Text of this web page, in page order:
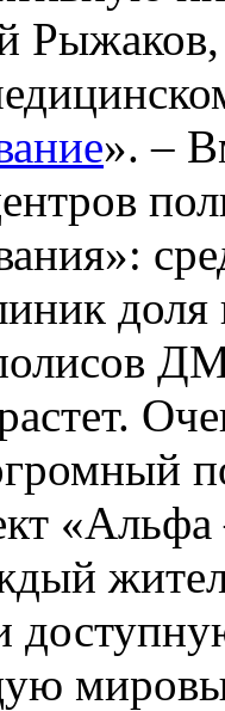
Рыжаков,
». –
доля